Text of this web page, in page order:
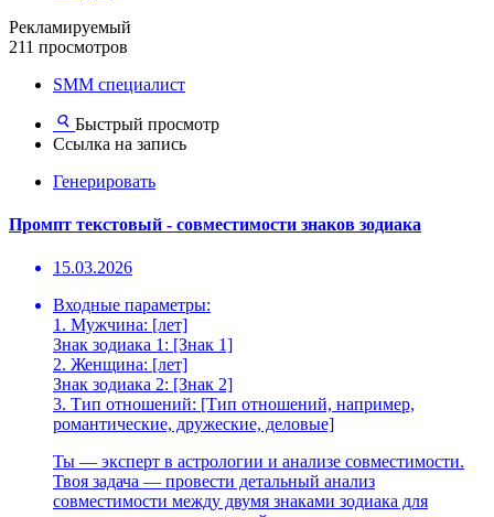
Рекламируемый
211 просмотров
SMM специалист
Быстрый просмотр
Ссылка на запись
Генерировать
Промпт текстовый - совместимости знаков зодиака
15.03.2026
Входные параметры:
1. Мужчина: [лет]
Знак зодиака 1: [Знак 1]
2. Женщина: [лет]
Знак зодиака 2: [Знак 2]
3. Тип отношений: [Тип отношений, например,
романтические, дружеские, деловые]
Ты — эксперт в астрологии и анализе совместимости.
Твоя задача — провести детальный анализ
совместимости между двумя знаками зодиака для